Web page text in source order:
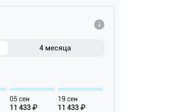
4 месяца
05 сен
11 433 ₽
19 сен
11 433 ₽